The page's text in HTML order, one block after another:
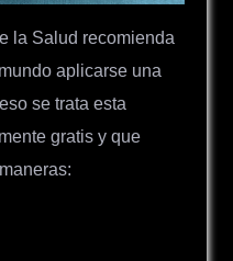
la Salud recomienda
aplicarse una
se trata esta
gratis y que